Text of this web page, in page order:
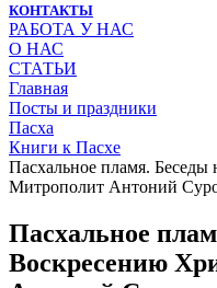
КОНТАКТЫ
РАБОТА У НАС
О НАС
СТАТЬИ
Главная
Посты и праздники
Пасха
Книги к Пасхе
Пасхальное пламя.
Митрополит Антоний
Пасхальное
Воскресению